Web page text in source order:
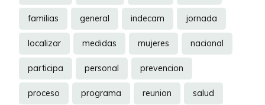
familias general indecam jornada
localizar medidas mujeres nacional
participa personal prevencion
proceso programa reunion salud